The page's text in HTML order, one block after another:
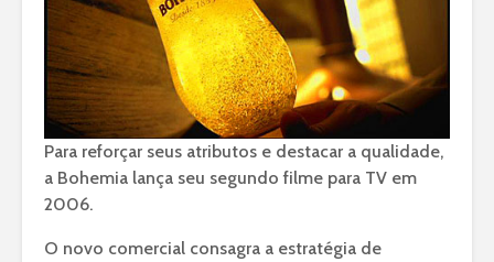
Para reforçar seus atributos e destacar a qualidade,
a Bohemia lança seu segundo filme para TV em
2006.
O novo comercial consagra a estratégia de